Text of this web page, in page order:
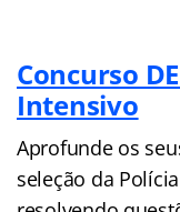
Concurso
Intensivo
Aprofunde os
seleção da